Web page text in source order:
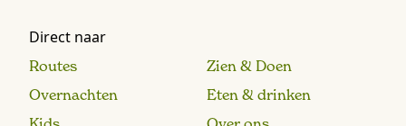
Direct naar
Routes
Zien & Doen
Overnachten
Eten & drinken